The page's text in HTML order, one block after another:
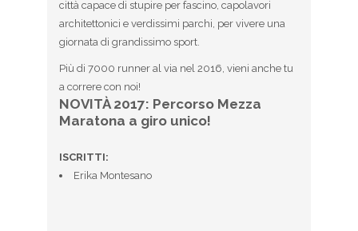
città capace di stupire per fascino, capolavori
architettonici e verdissimi parchi, per vivere una
giornata di grandissimo sport.
Più di 7000 runner al via nel 2016, vieni anche tu
a correre con noi!
NOVITÀ 2017: Percorso Mezza
Maratona a giro unico!
ISCRITTI:
Erika Montesano